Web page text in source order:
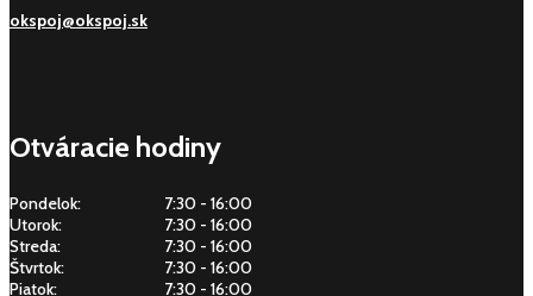
okspoj@okspoj.sk
Otváracie hodiny
Pondelok:
7:30 - 16:00
Utorok:
7:30 - 16:00
Streda:
7:30 - 16:00
Štvrtok:
7:30 - 16:00
Piatok:
7:30 - 16:00